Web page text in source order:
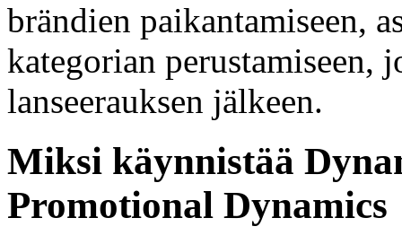
brändien paikantamiseen,
kategorian perustamiseen,
lanseerauksen jälkeen.
Miksi käynnistää
Promotional Dynamics